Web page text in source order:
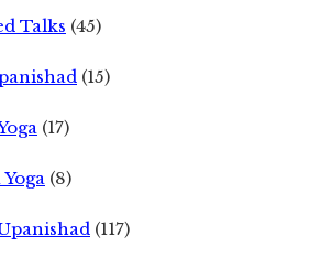
Talks (45)
(15)
(17)
(8)
(117)